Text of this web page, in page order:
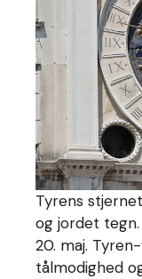
Tyrens
og jordet
20. maj.
tålmodighed